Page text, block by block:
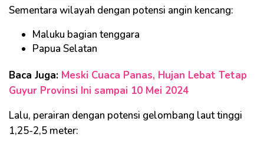
Sementara wilayah dengan potensi angin kencang:
Maluku bagian tenggara
Papua Selatan
Baca Juga: Meski Cuaca Panas, Hujan Lebat Tetap
Guyur Provinsi Ini sampai 10 Mei 2024
Lalu, perairan dengan potensi gelombang laut tinggi
1,25-2,5 meter: